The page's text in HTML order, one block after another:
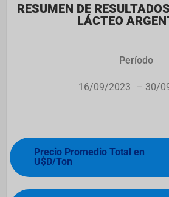
RESUMEN DE
LÁCTEO
Período
16/09/2023 – 30/
Precio Promedio Total en
U$D/Ton